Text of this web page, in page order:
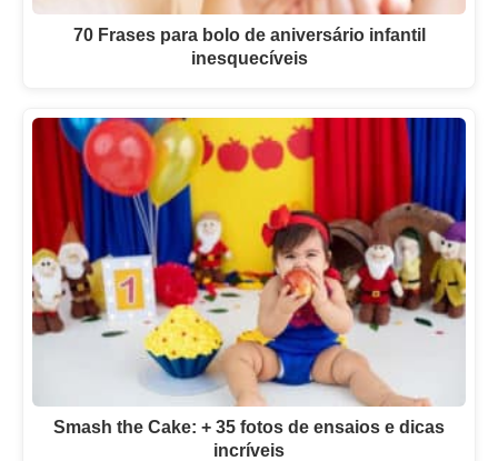
70 Frases para bolo de aniversário infantil
inesquecíveis
Smash the Cake: + 35 fotos de ensaios e dicas
incríveis